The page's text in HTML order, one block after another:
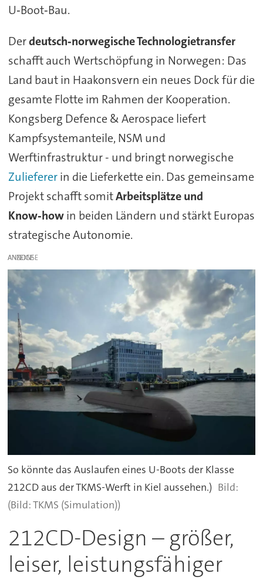
U‑Boot‑Bau.
Derdeutsch‑norwegische Technologietransfer
schafft auch Wertschöpfung in Norwegen: Das
Land baut in Haakonsvern ein neues Dock für die
gesamte Flotte im Rahmen der Kooperation.
Kongsberg Defence & Aerospace liefert
Kampfsystemanteile, NSM und
Werftinfrastruktur - und bringt norwegische
Zuliefererin die Lieferkette ein. Das gemeinsame
Projekt schafft somitArbeitsplätze und
Know‑howin beiden Ländern und stärkt Europas
strategische Autonomie.
ANZEIGE
So könnte das Auslaufen eines U-Boots der Klasse
212CD aus der TKMS-Werft in Kiel aussehen.)
(Bild: TKMS (Simulation))
212CD-Design – größer,
leiser, leistungsfähiger